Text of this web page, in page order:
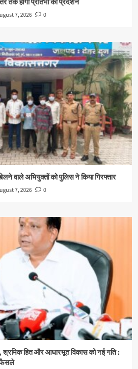
तक होगा प्रतिभा का प्रदर्शन
7, 2026 0
वाले अभियुक्तों को पुलिस ने किया गिरफ्तार
7, 2026 0
श्रमिक हित और आधारभूत विकास को नई गति :
फैसले